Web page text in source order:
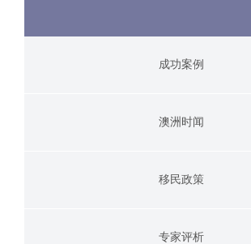
成功案例
澳洲时闻
移民政策
专家评析